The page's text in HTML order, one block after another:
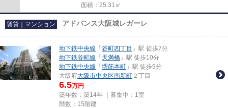
面積：25.31㎡
賃貸｜マンション アドバンス大阪城レガーレ
地下鉄中央線 「 谷町四丁目 」駅 徒歩7分
地下鉄谷町線 「 天満橋 」駅 徒歩10分
地下鉄中央線 「 堺筋本町 」駅 徒歩9分
大阪府大阪市中央区南新町 ２丁目
6.5万円
築年数：築14年 ｜募集中： 1室
階数：15階建